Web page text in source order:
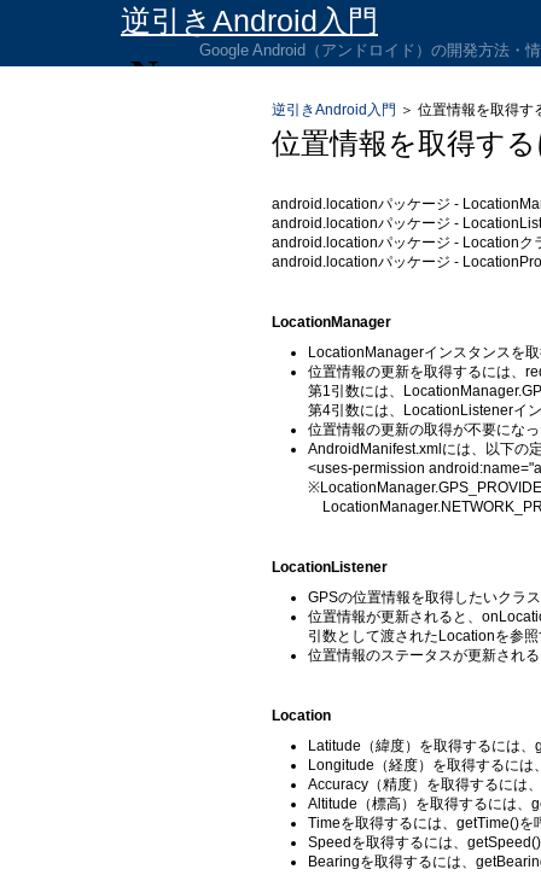
逆引きAndroid入門
Google Android（アンドロイド）の開発方法・
逆引きAndroid入門 ＞ 位置情報を取得す
位置情報を取得す
android.locationパッケージ -
android.locationパッケージ -
android.locationパッケージ - Locationク
android.locationパッケージ -
LocationManager
LocationManagerインスタンスを
位置情報の更新を取得するには、
第1引数には、
第4引数には、LocationListenerイ
位置情報の更新の取得が不要にな
AndroidManifest.xmlには、以下の
<uses-permission
LocationListener
GPSの位置情報を取得したいクラ
位置情報が更新されると、
引数として渡されたLocationを参
位置情報のステータスが更新され
Location
Latitude（緯度）を取得するには
Longitude（経度）を取得するに
Accuracy（精度）を取得するには
Altitude（標高）を取得するには、
Timeを取得するには、getTime()を
Speedを取得するには、
Bearingを取得するには、